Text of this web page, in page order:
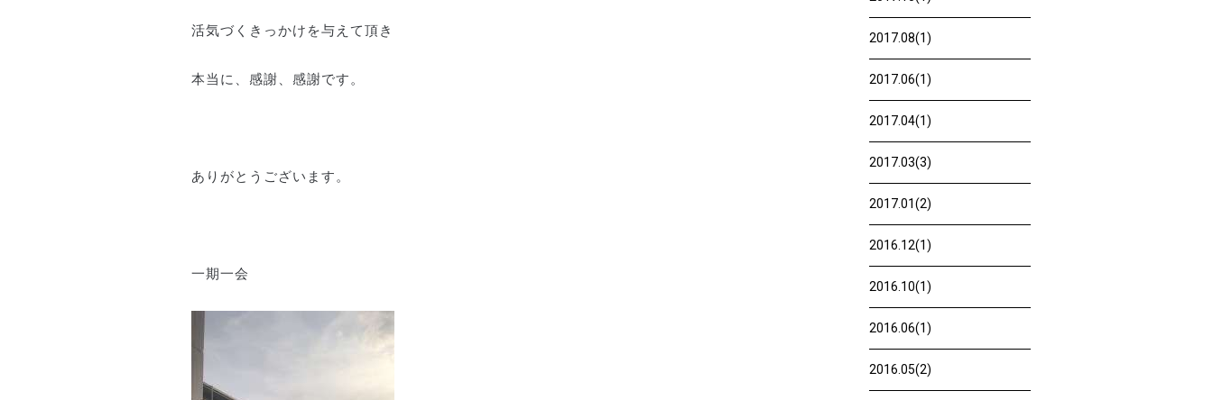
活気づくきっかけを与えて頂き
本当に、感謝、感謝です。
ありがとうございます。
一期一会
2017.08(1)
2017.06(1)
2017.04(1)
2017.03(3)
2017.01(2)
2016.12(1)
2016.10(1)
2016.06(1)
2016.05(2)